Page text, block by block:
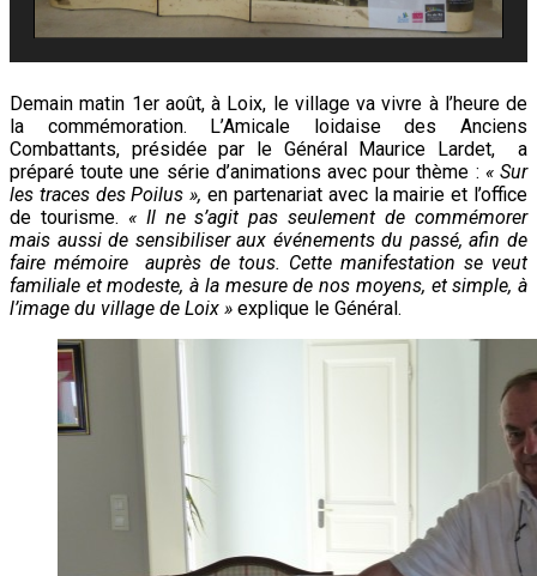
Demain matin 1er août, à Loix, le village va vivre à l’heure de
la commémoration. L’Amicale loidaise des Anciens
Combattants, présidée par le Général Maurice Lardet, a
préparé toute une série d’animations avec pour thème : « Sur
les traces des Poilus »,en partenariat avec la mairie et l’office
de tourisme. « Il ne s’agit pas seulement de commémorer
mais aussi de sensibiliser aux événements du passé, afin de
faire mémoire auprès de tous. Cette manifestation se veut
familiale et modeste, à la mesure de nos moyens, et simple, à
l’image du village de Loix » explique le Général.